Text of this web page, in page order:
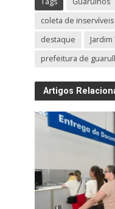
coleta de inservíveis
destaque
prefeitura de
Artigos